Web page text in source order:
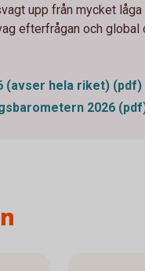
upp från mycket
efterfrågan och global
(avser hela riket) (pdf)
2026